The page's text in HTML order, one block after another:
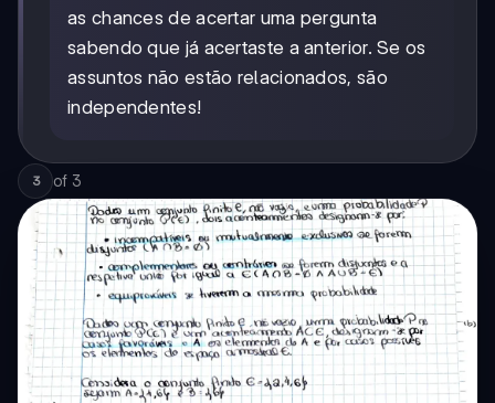
as chances de acertar uma pergunta
sabendo que já acertaste a anterior. Se os
assuntos não estão relacionados, são
independentes!
3 of 3